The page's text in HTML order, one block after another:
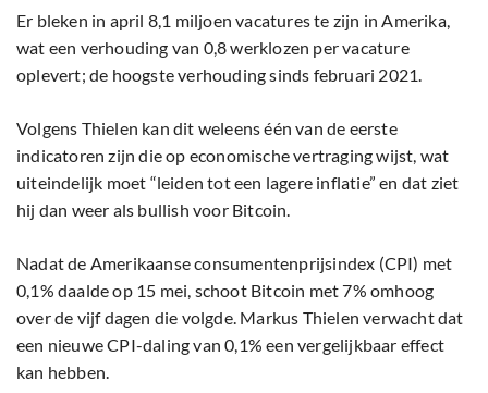
Er bleken in april 8,1 miljoen vacatures te zijn in Amerika,
wat een verhouding van 0,8 werklozen per vacature
oplevert; de hoogste verhouding sinds februari 2021.
Volgens Thielen kan dit weleens één van de eerste
indicatoren zijn die op economische vertraging wijst, wat
uiteindelijk moet “leiden tot een lagere inflatie” en dat ziet
hij dan weer als bullish voor Bitcoin.
Nadat de Amerikaanse consumentenprijsindex (CPI) met
0,1% daalde op 15 mei, schoot Bitcoin met 7% omhoog
over de vijf dagen die volgde. Markus Thielen verwacht dat
een nieuwe CPI-daling van 0,1% een vergelijkbaar effect
kan hebben.